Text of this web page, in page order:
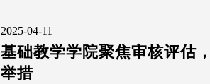
2025-04-11
基础教学学院聚焦审核评估
举措